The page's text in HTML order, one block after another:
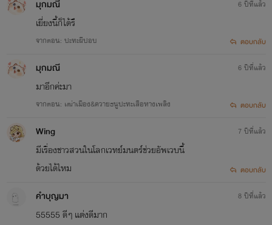
มุกมณี
เยี่ยงนี้ก็ได้รึ
จากตอน: ปะทะผีปอบ
6 ปีที่แล้ว
ตอบกลับ
มุกมณี
มาอีกค่ะมา
จากตอน: เฒ่าเมือง&ควายธนูปะทะเสือหางเพลิง
6 ปีที่แล้ว
ตอบกลับ
Wing
มีเรื่องชาวสวนในโลกเวทย์มนตร์ช่วยอัพเวบนี้
ด้วยได้ไหม
7 ปีที่แล้ว
ตอบกลับ
คำบุญมา
55555 ดีๆ แต่งดีมาก
8 ปีที่แล้ว